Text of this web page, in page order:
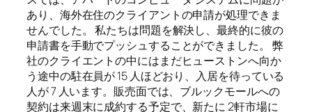
あり、海外在住のクライアントの申請が処理できま
せんでした。 私たちは問題を解決し、最終的に彼の
申請書を手動でプッシュすることができました。 弊
社のクライエントの中にはまだヒューストンへ向か
う途中の駐在員が 15 人ほどおり、入居を待っている
人が 7 人います。販売面では、ブルックモールへの
契約は来週末に成約する予定で、新たに 2軒市場に